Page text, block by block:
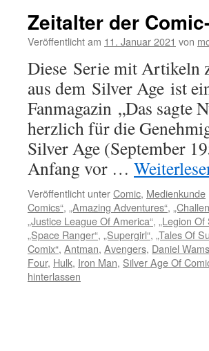
Zeitalter der
Veröffentlicht am 11. Januar 2021 von
Diese Serie mit Artikeln
aus dem Silver Age ist
Fanmagazin „Das sagte
herzlich für die
Silver Age (September
Anfang vor …
Veröffentlicht unterComic, Medienkunde
Comics“, „Amazing Adventures“,
„Justice League Of America“, „Legion
„Space Ranger“, „Supergirl“, „Tales Of
Comix“, Antman, Avengers, Daniel
Four, Hulk, Iron Man, Silver Age Of
hinterlassen